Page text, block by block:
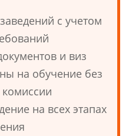
с учетом
и виз
на обучение без
комиссии
на всех этапах